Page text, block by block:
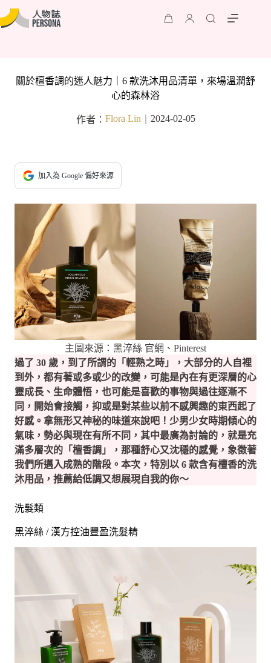
關於檀香調的迷人魅力｜6 款洗沐用品清單，來場溫潤舒
心的森林浴
作者： Flora Lin｜ 2024-02-05
加入為 Google 偏好來源
主圖來源：黑淬絲 官網、Pinterest
過了 30 歲，到了所謂的「輕熟之時」，大部分的人自裡
到外，都有著或多或少的改變，可能是內在有更深層的心
靈成長、生命體悟，也可能是喜歡的事物與過往逐漸不
同，開始會接觸，抑或是對某些以前不感興趣的東西起了
好感。拿無形又神秘的味道來說吧！少男少女時期傾心的
氣味，勢必與現在有所不同，其中最廣為討論的，就是充
滿多層次的「檀香調」，那種舒心又沈穩的感覺，象徵著
我們所邁入成熟的階段。本次，特別以 6 款含有檀香的洗
沐用品，推薦給低調又想展現自我的你～
洗髮類
黑淬絲 / 漢方控油豐盈洗髮精